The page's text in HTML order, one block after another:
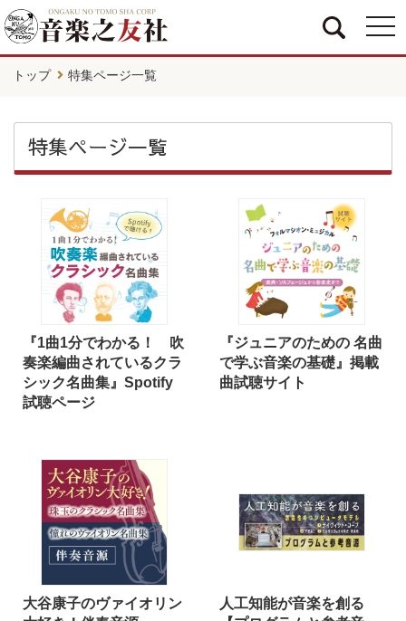
トップ 特集ページ一覧
特集ページ一覧
『1曲1分でわかる！ 吹
奏楽編曲されているクラ
シック名曲集』Spotify
試聴ページ
『ジュニアのための 名曲
で学ぶ音楽の基礎』掲載
曲試聴サイト
大谷康子のヴァイオリン
人工知能が音楽を創る